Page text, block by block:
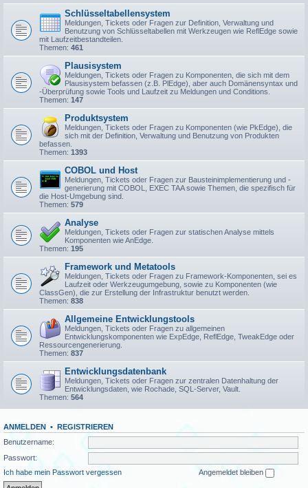
Schlüsseltabellensystem
Meldungen, Tickets oder Fragen zur Definition, Verwaltung und
Benutzung von Schlüsseltabellen mit Werkzeugen wie ReflEdge sowie
mit Laufzeitbestandteilen.
Themen: 461
Plausisystem
Meldungen, Tickets oder Fragen zu Komponenten, die sich mit dem
Plausisystem befassen (z.B. PlEdge), aber auch Domänensyntax und
-Überprüfung sowie Tools und Laufzeit zu Meldungen und Conditions.
Themen: 147
Produktsystem
Meldungen, Tickets oder Fragen zu Komponenten (wie PkEdge), die
sich mit der Definition, Verwaltung und Benutzung von Produkten
befassen.
Themen: 1393
COBOL und Host
Meldungen, Tickets oder Fragen zur Bausteinimplementierung und -
generierung mit COBOL, EXEC TAA sowie Themen, die spezifisch für
die Host-Umgebung sind.
Themen: 579
Analyse
Meldungen, Tickets oder Fragen zur statischen Analyse mittels
Komponenten wie AnEdge.
Themen: 195
Framework und Metatools
Meldungen, Tickets oder Fragen zu Framework-Komponenten, sei es
Laufzeit oder Werkzeugumgebung, sowie zu Komponenten (wie
ClassGen), die zur Erstellung der Infrastruktur benutzt werden.
Themen: 838
Allgemeine Entwicklungstools
Meldungen, Tickets oder Fragen zu allgemeinen
Entwicklungskomponenten wie ExpEdge, ReflEdge, TweakEdge oder
Ressourcengenerierung.
Themen: 837
Entwicklungsdatenbank
Meldungen, Tickets oder Fragen zur zentralen Datenhaltung der
Entwicklungsdaten, wie Rochade, SQL-Server, Vault.
Themen: 564
ANMELDEN • REGISTRIEREN
Benutzername:
Passwort:
Ich habe mein Passwort vergessen
Angemeldet bleiben